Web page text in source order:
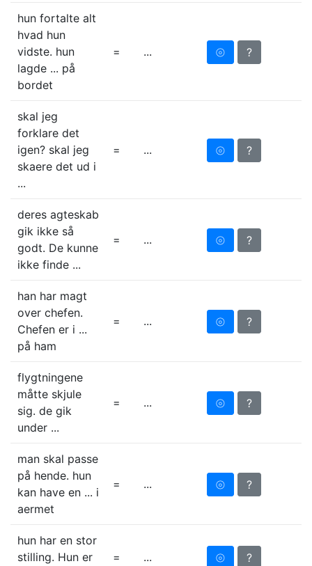
hun fortalte alt
hvad hun
vidste. hun
lagde ... på
bordet
= ... ⦾ ?
skal jeg
forklare det
igen? skal jeg
skaere det ud i
...
= ... ⦾ ?
deres agteskab
gik ikke så
godt. De kunne
ikke finde ...
= ... ⦾ ?
han har magt
over chefen.
Chefen er i ...
på ham
= ... ⦾ ?
flygtningene
måtte skjule
sig. de gik
under ...
= ... ⦾ ?
man skal passe
på hende. hun
kan have en ... i
aermet
= ... ⦾ ?
hun har en stor
stilling. Hun er
= ... ⦾ ?